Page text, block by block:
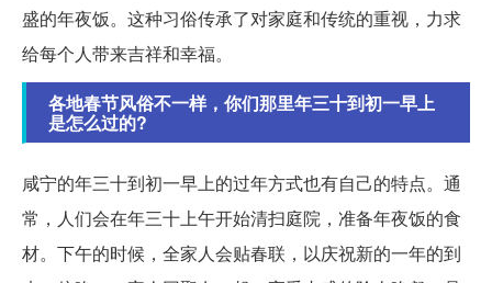
盛的年夜饭。这种习俗传承了对家庭和传统的重视，力求
给每个人带来吉祥和幸福。
各地春节风俗不一样，你们那里年三十到初一早上
是怎么过的?
咸宁的年三十到初一早上的过年方式也有自己的特点。通
常，人们会在年三十上午开始清扫庭院，准备年夜饭的食
材。下午的时候，全家人会贴春联，以庆祝新的一年的到